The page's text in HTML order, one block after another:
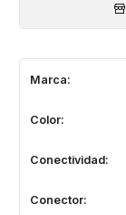
Marca:
Color:
Conectividad:
Conector: